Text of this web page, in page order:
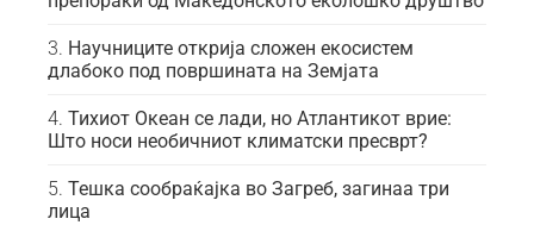
Научниците открија сложен екосистем
длабоко под површината на Земјата
Тихиот Океан се лади, но Атлантикот врие:
Што носи необичниот климатски пресврт?
Тешка сообраќајка во Загреб, загинаа три
лица